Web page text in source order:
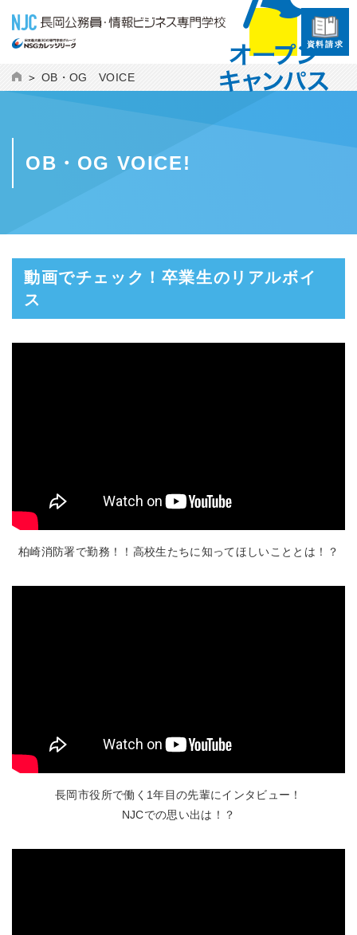
資料請求
OB・OG VOICE
OB・OG VOICE!
動画でチェック！卒業生のリアルボイ
ス
柏崎消防署で勤務！！高校生たちに知ってほしいこととは！？
長岡市役所で働く1年目の先輩にインタビュー！
NJCでの思い出は！？